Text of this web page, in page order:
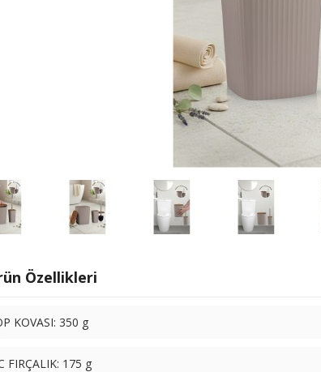
Özellikleri
KOVASI: 350 g
FIRÇALIK: 175 g